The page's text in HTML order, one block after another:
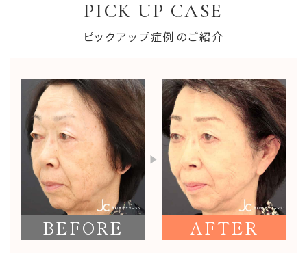
PICK UP CASE
ピックアップ症例のご紹介
BEFORE AFTER